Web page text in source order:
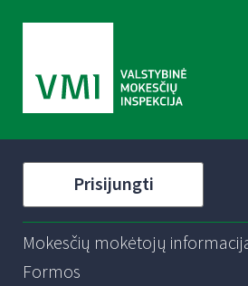
Prisijungti
Mokesčių mokėtojų
Formos